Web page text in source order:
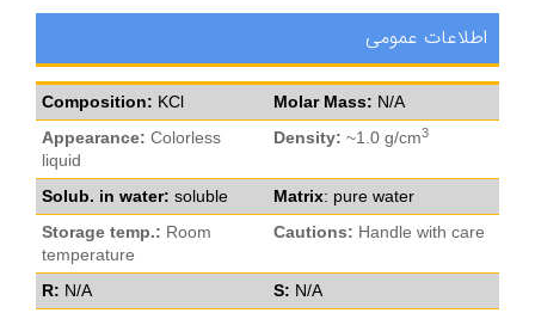
اطلاعات عمومی
Composition: KCl Molar Mass: N/A
Appearance: Colorless
liquid
Density: ~1.0 g/cm3
Solub. in water: soluble Matrix: pure water
Storage temp.: Room
temperature
Cautions: Handle with care
R: N/A S: N/A